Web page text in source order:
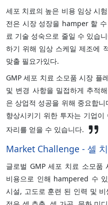
세포 치료의 높은 비용 임상 시
전은 시장 성장을 hamper 할
료 기술 성숙으로 줄일 수 있습
하기 위해 임상 스케일 제조에
맞출 필요가있다.
GMP 세포 치료 소모품 시장 플
및 변경 사항을 밀접하게 추적
은 상업적 성공을 위해 중요합
향상시키기 위한 투자는 기업
자리를 얻을 수 있습니다.
Market Challenge - 셀
글로벌 GMP 세포 치료 소모품
비용으로 인해 hampered 수
시설, 고도로 훈련 된 인력 및